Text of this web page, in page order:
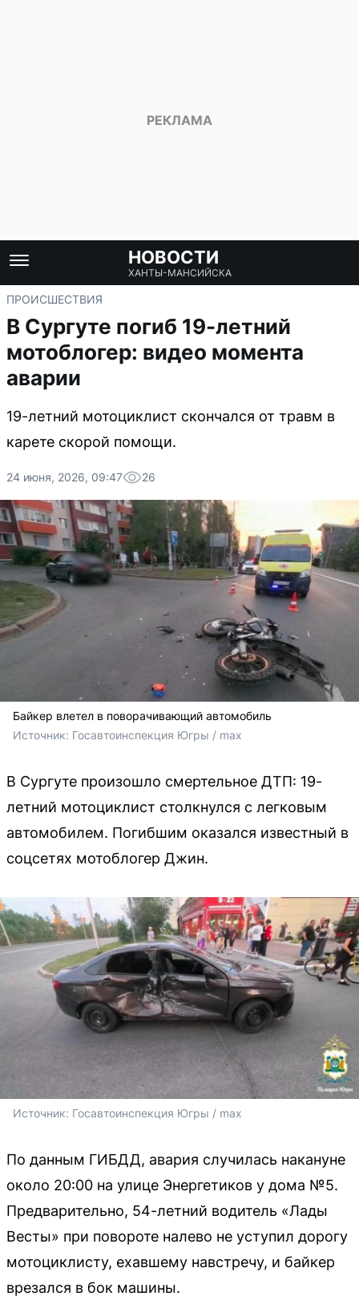
НОВОСТИ
ХАНТЫ-МАНСИЙСКА
ПРОИСШЕСТВИЯ
В Сургуте погиб 19-летний
мотоблогер: видео момента
аварии
19-летний мотоциклист скончался от травм в
карете скорой помощи.
24 июня, 2026, 09:47 26
Байкер влетел в поворачивающий автомобиль
Источник: Госавтоинспекция Югры / max
В Сургуте произошло смертельное ДТП: 19-
летний мотоциклист столкнулся с легковым
автомобилем. Погибшим оказался известный в
соцсетях мотоблогер Джин.
Источник: Госавтоинспекция Югры / max
По данным ГИБДД, авария случилась накануне
около 20:00 на улице Энергетиков у дома №5.
Предварительно, 54-летний водитель «Лады
Весты» при повороте налево не уступил дорогу
мотоциклисту, ехавшему навстречу, и байкер
врезался в бок машины.